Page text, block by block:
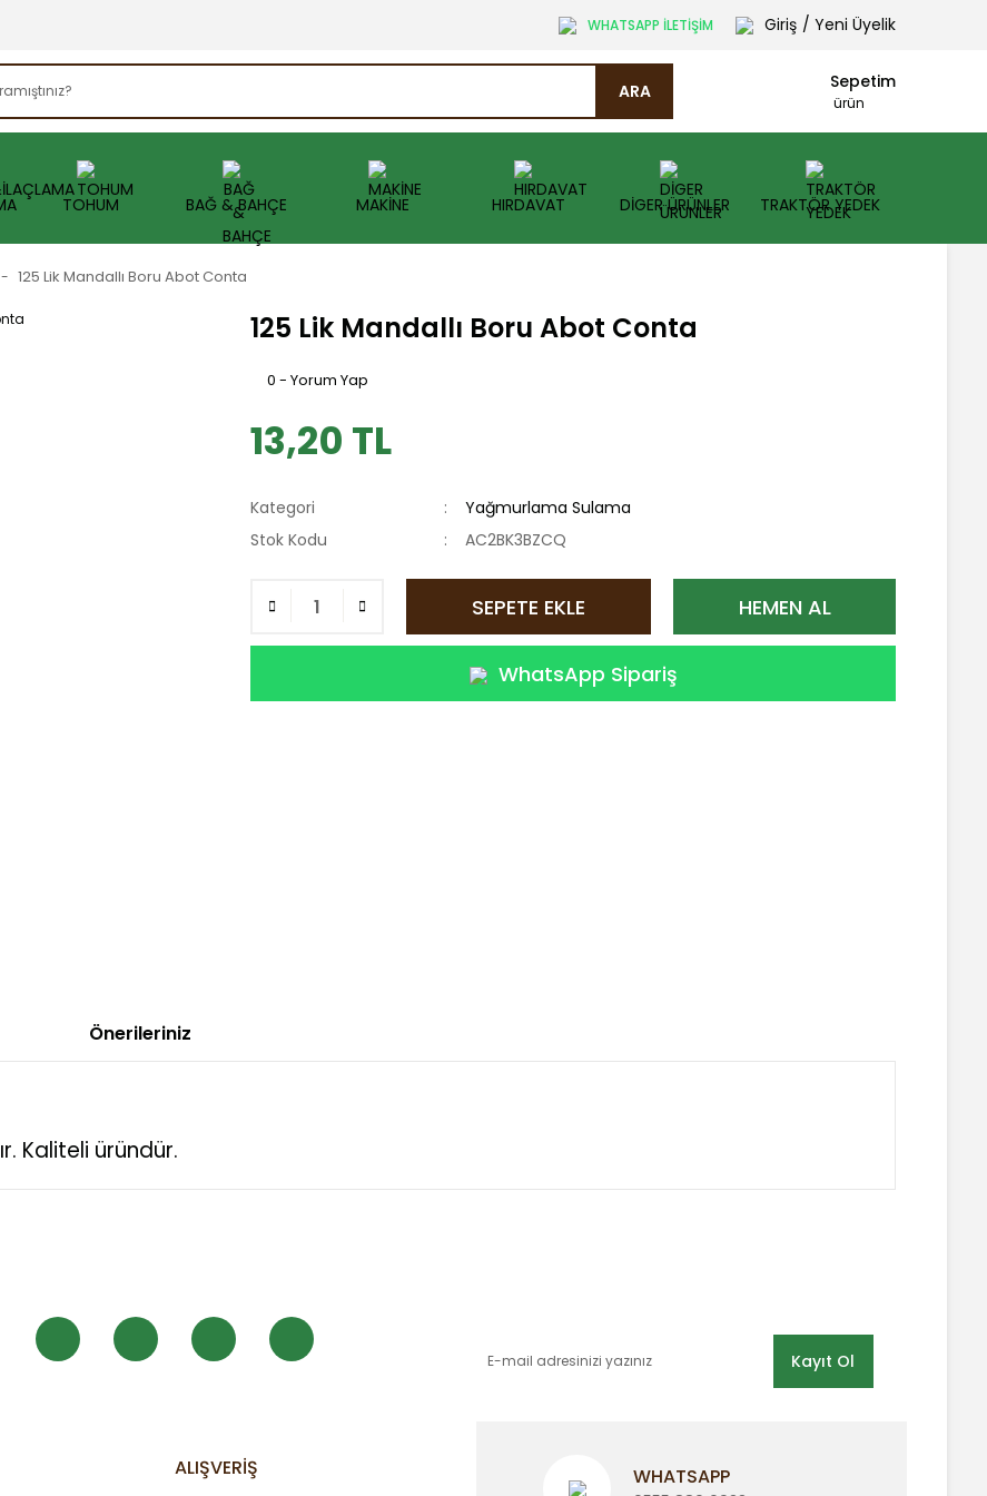
WHATSAPP İLETİŞİM Giriş / Yeni Üyelik
ARA Sepetim
ürün
TOHUM BAĞ & BAHÇE MAKİNE HIRDAVAT DİGER ÜRÜNLER TRAKTÖR YEDEK
125 Lik Mandallı Boru Abot Conta
125 Lik Mandallı Boru Abot Conta
0 - Yorum Yap
13,20 TL
Kategori
Yağmurlama Sulama
Stok Kodu
AC2BK3BZCQ
SEPETE EKLE HEMEN AL
WhatsApp Sipariş
Önerileriniz
Kaliteli üründür.
Yorum Yaz
Kayıt Ol
ALIŞVERİŞ WHATSAPP